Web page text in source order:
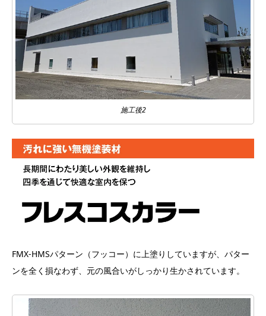
施工後2
FMX-HMSパターン（フッコー）に上塗りしていますが、パター
ンを全く損なわず、元の風合いがしっかり生かされています。